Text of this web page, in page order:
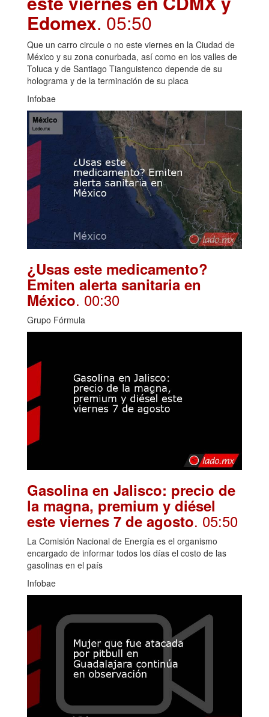
Edomex. 05:50
Que un carro circule o no este viernes en la Ciudad de
México y su zona conurbada, así como en los valles de
Toluca y de Santiago Tianguistenco depende de su
holograma y de la terminación de su placa
Infobae
¿Usas este medicamento?
Emiten alerta sanitaria en
México. 00:30
Grupo Fórmula
Gasolina en Jalisco: precio de
la magna, premium y diésel
este viernes 7 de agosto. 05:50
La Comisión Nacional de Energía es el organismo
encargado de informar todos los días el costo de las
gasolinas en el país
Infobae